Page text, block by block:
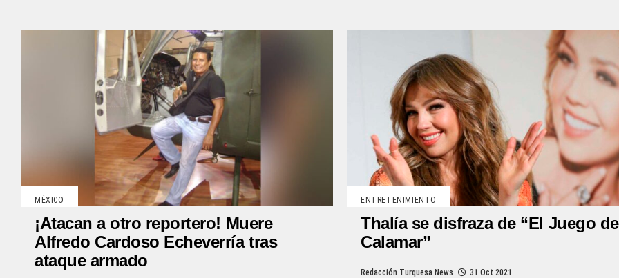
MÉXICO
¡Atacan a otro reportero! Muere
Alfredo Cardoso Echeverría tras
ataque armado
ENTRETENIMIENTO
Thalía se disfraza de “El Juego
Calamar”
Redacción Turquesa News 31 Oct 2021